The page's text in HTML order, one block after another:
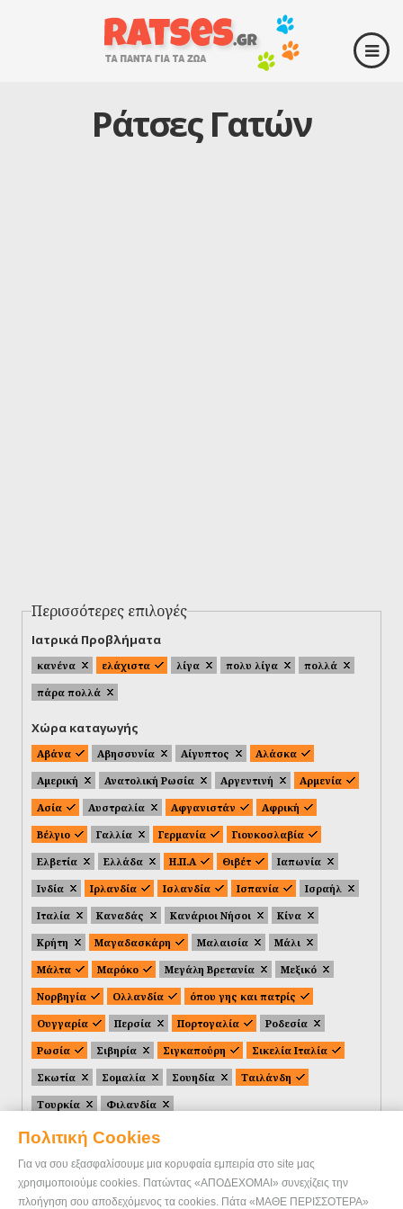
Πολιτική Cookies
Για να σου εξασφαλίσουμε μια κορυφαία εμπειρία στο site μας
χρησιμοποιούμε cookies. Πατώντας «ΑΠΟΔΕΧΟΜΑΙ» συνεχίζεις την
πλοήγηση σου αποδεχόμενος τα cookies. Πάτα «ΜΑΘΕ ΠΕΡΙΣΣΟΤΕΡΑ»
Ράτσες Γατών
Περισσότερες επιλογές
Ιατρικά Προβλήματα
κανένα ελάχιστα λίγα πολυ λίγα
πολλά
πάρα πολλά
Χώρα καταγωγής
Αβάνα Αβησσυνία Αίγυπτος
Αλάσκα
Αμερική
Ανατολική Ρωσία Αργεντινή
Αρμενία
Ασία
Αυστραλία Αφγανιστάν
Αφρική
Βέλγιο
Γαλλία Γερμανία
Γιουκοσλαβία
Ελβετία
Ελλάδα Η.Π.Α Θιβέτ
Ιαπωνία
Ινδία
Ιρλανδία Ισλανδία Ισπανία
Ισραήλ
Ιταλία
Καναδάς Κανάριοι Νήσοι
Κίνα
Κρήτη
Μαγαδασκάρη Μαλαισία
Μάλι
Μάλτα
Μαρόκο Μεγάλη Βρετανία
Μεξικό
Νορβηγία
Ολλανδία
όπου γης και πατρίς
Ουγγαρία
Περσία Πορτογαλία
Ροδεσία
Ρωσία
Σιβηρία Σιγκαπούρη
Σικελία Ιταλία
Σκωτία
Σομαλία Σουηδία
Ταιλάνδη
Τουρκία
Φιλανδία